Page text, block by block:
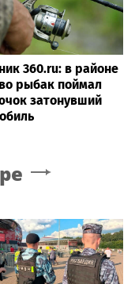
360.ru: в районе
рыбак поймал
затонувший